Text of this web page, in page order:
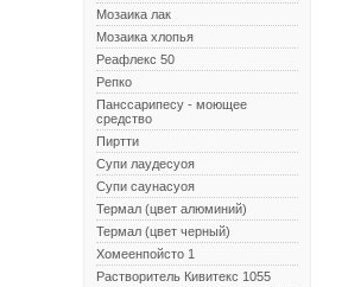
Мозаика лак
Мозаика хлопья
Реафлекс 50
Репко
Панссарипесу - моющее
средство
Пиртти
Супи лаудесуоя
Супи саунасуоя
Термал (цвет алюминий)
Термал (цвет черный)
Хомеенпойсто 1
Растворитель Кивитекс 1055